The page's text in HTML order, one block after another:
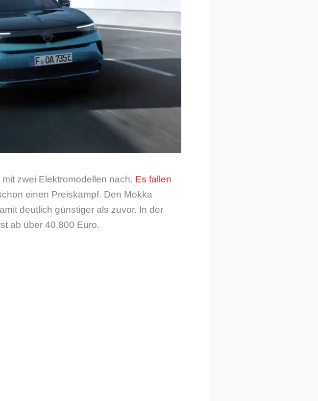
zwei Elektromodellen nach. Es fallen
einen Preiskampf. Den Mokka
deutlich günstiger als zuvor. In der
ab über 40.800 Euro.